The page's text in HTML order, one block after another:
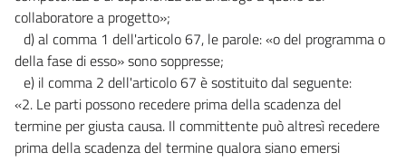
collaboratore a progetto»;
d) al comma 1 dell'articolo 67, le parole: «o del programma o
della fase di esso» sono soppresse;
e) il comma 2 dell'articolo 67 è sostituito dal seguente:
«2. Le parti possono recedere prima della scadenza del
termine per giusta causa. Il committente può altresì recedere
prima della scadenza del termine qualora siano emersi